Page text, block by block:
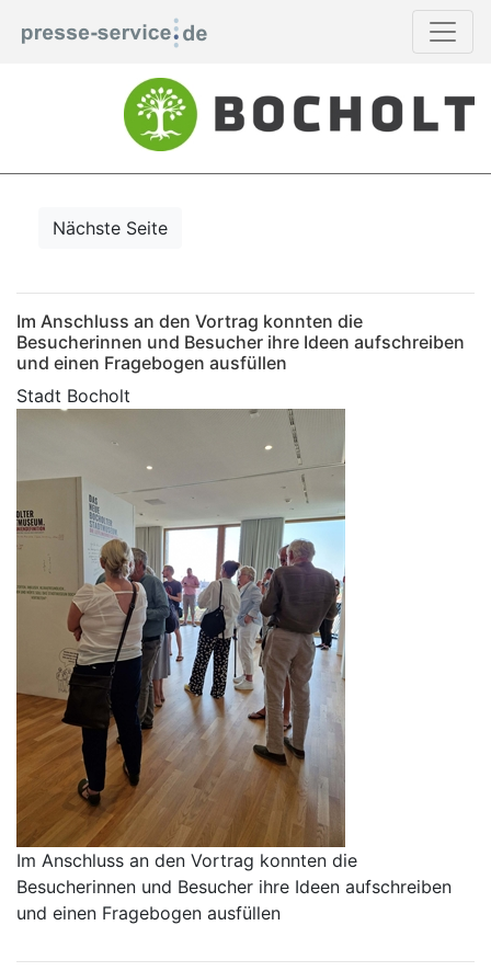
Nächste Seite
Im Anschluss an den Vortrag konnten die
Besucherinnen und Besucher ihre Ideen aufschreiben
und einen Fragebogen ausfüllen
Stadt Bocholt
Im Anschluss an den Vortrag konnten die
Besucherinnen und Besucher ihre Ideen aufschreiben
und einen Fragebogen ausfüllen